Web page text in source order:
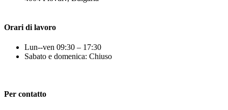
Orari di lavoro
Lun--ven 09:30 – 17:30
Sabato e domenica: Chiuso
Per contatto